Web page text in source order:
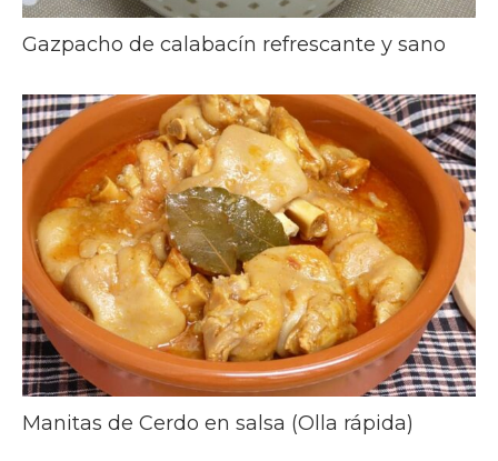
Gazpacho de calabacín refrescante y sano
Manitas de Cerdo en salsa (Olla rápida)